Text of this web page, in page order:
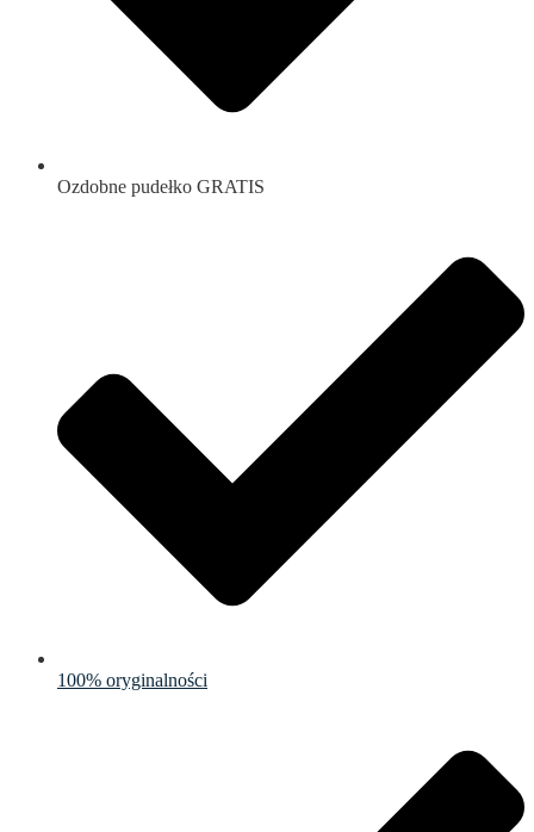
Ozdobne pudełko GRATIS
100% oryginalności